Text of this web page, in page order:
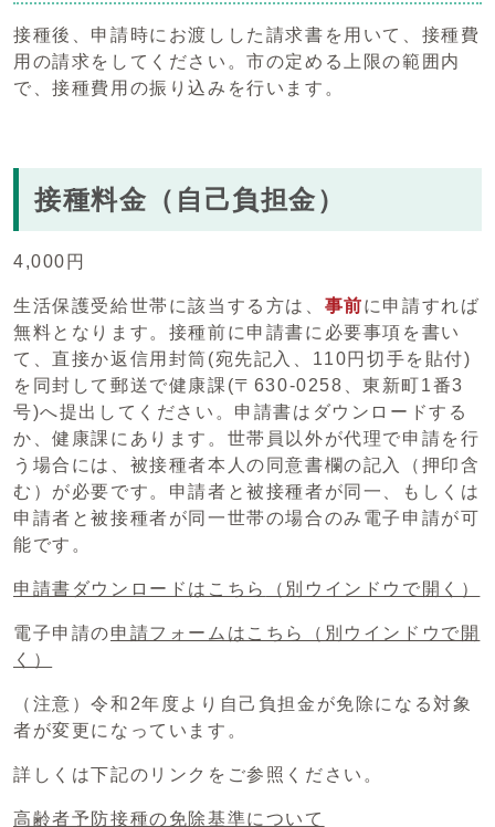
接種後、申請時にお渡しした請求書を用いて、接種費
用の請求をしてください。市の定める上限の範囲内
で、接種費用の振り込みを行います。
接種料金（自己負担金）
4,000円
生活保護受給世帯に該当する方は、 事前に申請すれば
無料となります。接種前に申請書に必要事項を書い
て、直接か返信用封筒(宛先記入、110円切手を貼付)
を同封して郵送で健康課(〒630-0258、東新町1番3
号)へ提出してください。申請書はダウンロードする
か、健康課にあります。世帯員以外が代理で申請を行
う場合には、被接種者本人の同意書欄の記入（押印含
む）が必要です。申請者と被接種者が同一、もしくは
申請者と被接種者が同一世帯の場合のみ電子申請が可
能です。
申請書ダウンロードはこちら （別ウインドウで開く）
電子申請の申請フォームはこちら
（別ウインドウで開
く）
（注意）令和2年度より自己負担金が免除になる対象
者が変更になっています。
詳しくは下記のリンクをご参照ください。
高齢者予防接種の免除基準について